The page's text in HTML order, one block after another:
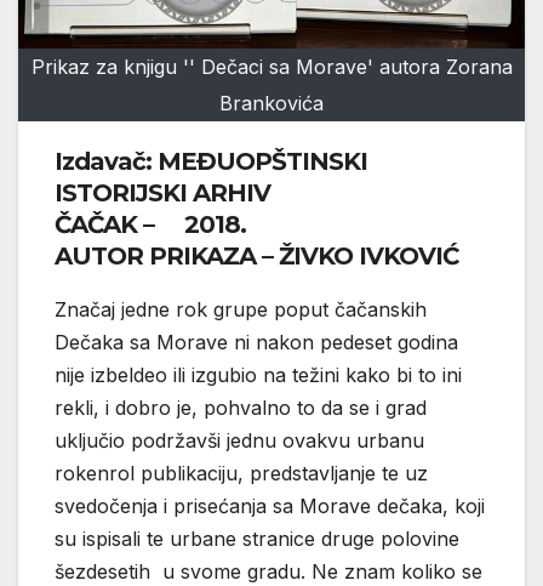
Prikaz za knjigu '' Dečaci sa Morave' autora Zorana
Brankovića
Izdavač: MEĐUOPŠTINSKI
ISTORIJSKI ARHIV
ČAČAK – 2018.
AUTOR PRIKAZA – ŽIVKO IVKOVIĆ
Značaj jedne rok grupe poput čačanskih
Dečaka sa Morave ni nakon pedeset godina
nije izbeldeo ili izgubio na težini kako bi to ini
rekli, i dobro je, pohvalno to da se i grad
uključio podržavši jednu ovakvu urbanu
rokenrol publikaciju, predstavljanje te uz
svedočenja i prisećanja sa Morave dečaka, koji
su ispisali te urbane stranice druge polovine
šezdesetih u svome gradu. Ne znam koliko se